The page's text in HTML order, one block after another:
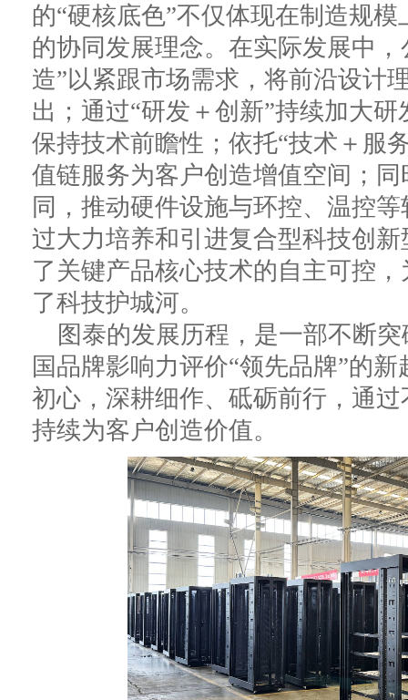
的“硬核底色”不仅体现在制造规
的协同发展理念。在实际发展中
造”以紧跟市场需求，将前沿设计
出；通过“研发＋创新”持续加大
保持技术前瞻性；依托“技术＋服
值链服务为客户创造增值空间；
同，推动硬件设施与环控、温控
过大力培养和引进复合型科技创
了关键产品核心技术的自主可控
了科技护城河。
图泰的发展历程，是一部不断
国品牌影响力评价“领先品牌”的
初心，深耕细作、砥砺前行，通
持续为客户创造价值。